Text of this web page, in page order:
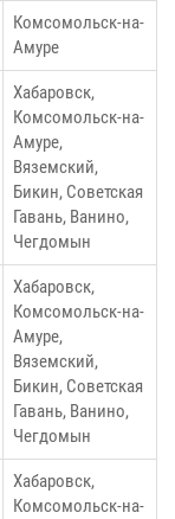
Комсомольск-на-
Амуре
Хабаровск,
Комсомольск-на-
Амуре,
Вяземский,
Бикин, Советская
Гавань, Ванино,
Чегдомын
Хабаровск,
Комсомольск-на-
Амуре,
Вяземский,
Бикин, Советская
Гавань, Ванино,
Чегдомын
Хабаровск,
Комсомольск-на-